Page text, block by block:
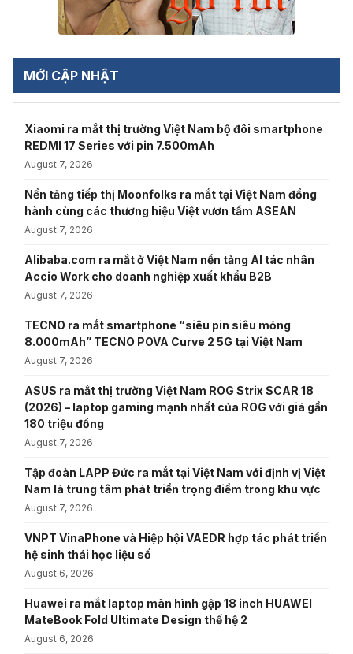
MỚI CẬP NHẬT
Xiaomi ra mắt thị trường Việt Nam bộ đôi smartphone
REDMI 17 Series với pin 7.500mAh
August 7, 2026
Nền tảng tiếp thị Moonfolks ra mắt tại Việt Nam đồng
hành cùng các thương hiệu Việt vươn tầm ASEAN
August 7, 2026
Alibaba.com ra mắt ở Việt Nam nền tảng AI tác nhân
Accio Work cho doanh nghiệp xuất khẩu B2B
August 7, 2026
TECNO ra mắt smartphone “siêu pin siêu mỏng
8.000mAh” TECNO POVA Curve 2 5G tại Việt Nam
August 7, 2026
ASUS ra mắt thị trường Việt Nam ROG Strix SCAR 18
(2026) – laptop gaming mạnh nhất của ROG với giá gần
180 triệu đồng
August 7, 2026
Tập đoàn LAPP Đức ra mắt tại Việt Nam với định vị Việt
Nam là trung tâm phát triển trọng điểm trong khu vực
August 7, 2026
VNPT VinaPhone và Hiệp hội VAEDR hợp tác phát triển
hệ sinh thái học liệu số
August 6, 2026
Huawei ra mắt laptop màn hình gập 18 inch HUAWEI
MateBook Fold Ultimate Design thế hệ 2
August 6, 2026